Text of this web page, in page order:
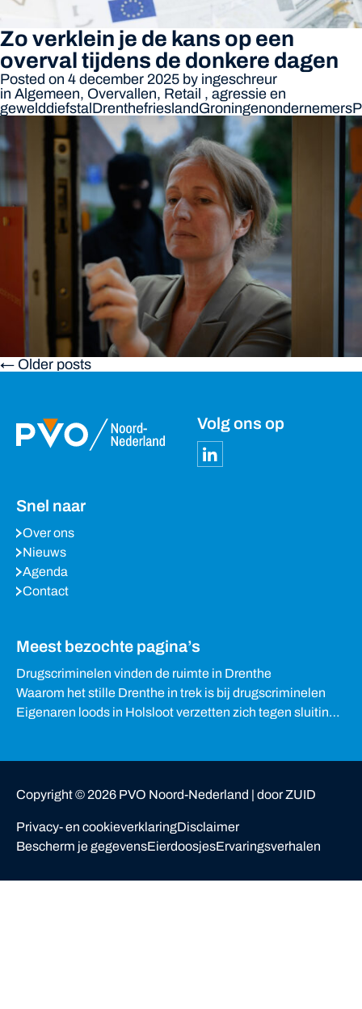
Zo verklein je de kans op een
overval tijdens de donkere dagen
Posted on 4 december 2025 by ingeschreur
in Algemeen, Overvallen, Retail , agressie en
gewelddiefstalDrenthefrieslandGroningenondernemers
← Older posts
Volg ons op
Snel naar
Over ons
Nieuws
Agenda
Contact
Meest bezochte pagina’s
Drugscriminelen vinden de ruimte in Drenthe
Waarom het stille Drenthe in trek is bij drugscriminelen
Eigenaren loods in Holsloot verzetten zich tegen sluiting
Copyright ©2026 PVO Noord-Nederland | door ZUID
Privacy- en cookieverklaringDisclaimer
Bescherm je gegevensEierdoosjesErvaringsverhalen